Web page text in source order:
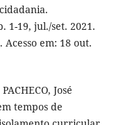
1-19, jul./set. 2021.
. Acesso em: 18 out.
José
tempos de